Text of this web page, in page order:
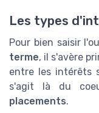
Les types
Pour bien saisir
terme, il s'avère
entre les intérêts
s'agit là du
placements.